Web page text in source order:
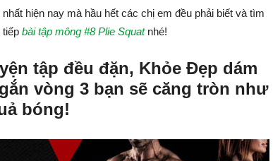
hiện nay mà hầu hết các chị em đều phải biết và tìm
tiếp bài tập mông #8 Plie Squatnhé!
tập đều đặn, Khỏe Đẹp dám
vòng 3 bạn sẽ căng tròn như
bóng!